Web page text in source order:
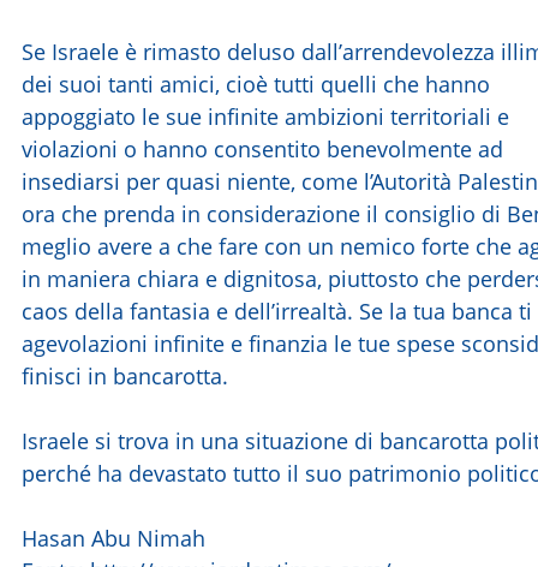
Se Israele è rimasto deluso dall’arrendevolezza
dei suoi tanti amici, cioè tutti quelli che hanno
appoggiato le sue infinite ambizioni territoriali e
violazioni o hanno consentito benevolmente ad
insediarsi per quasi niente, come l’Autorità
ora che prenda in considerazione il consiglio di
meglio avere a che fare con un nemico forte che
in maniera chiara e dignitosa, piuttosto che
caos della fantasia e dell’irrealtà. Se la tua banca
agevolazioni infinite e finanzia le tue spese
finisci in bancarotta.
Israele si trova in una situazione di bancarotta
perché ha devastato tutto il suo patrimonio
Hasan Abu Nimah